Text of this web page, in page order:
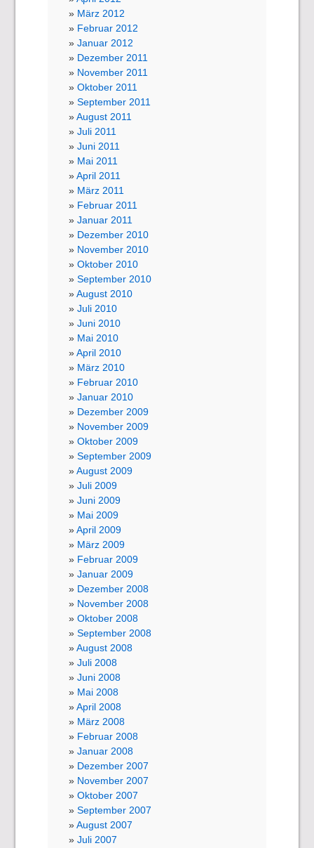
März 2012
Februar 2012
Januar 2012
Dezember 2011
November 2011
Oktober 2011
September 2011
August 2011
Juli 2011
Juni 2011
Mai 2011
April 2011
März 2011
Februar 2011
Januar 2011
Dezember 2010
November 2010
Oktober 2010
September 2010
August 2010
Juli 2010
Juni 2010
Mai 2010
April 2010
März 2010
Februar 2010
Januar 2010
Dezember 2009
November 2009
Oktober 2009
September 2009
August 2009
Juli 2009
Juni 2009
Mai 2009
April 2009
März 2009
Februar 2009
Januar 2009
Dezember 2008
November 2008
Oktober 2008
September 2008
August 2008
Juli 2008
Juni 2008
Mai 2008
April 2008
März 2008
Februar 2008
Januar 2008
Dezember 2007
November 2007
Oktober 2007
September 2007
August 2007
Juli 2007